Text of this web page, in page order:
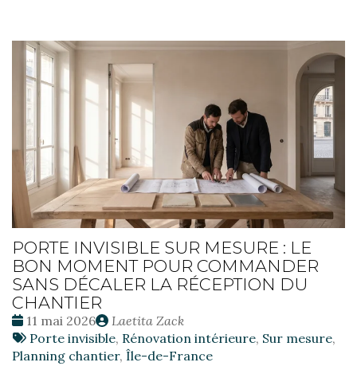
PORTE INVISIBLE SUR MESURE : LE
BON MOMENT POUR COMMANDER
SANS DÉCALER LA RÉCEPTION DU
CHANTIER
Date
:
11 mai 2026
Publié
par
Laetita Zack
Tags
:
Porte invisible, Rénovation intérieure, Sur mesure,
Planning chantier, Île-de-France